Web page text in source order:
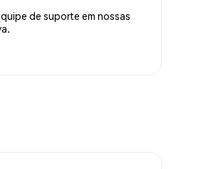
de suporte em nossas